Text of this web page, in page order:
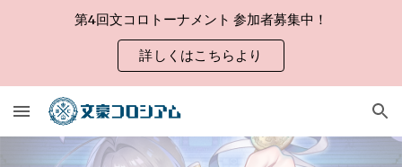
第4回文コロトーナメント 参加者募集中！
詳しくはこちらより